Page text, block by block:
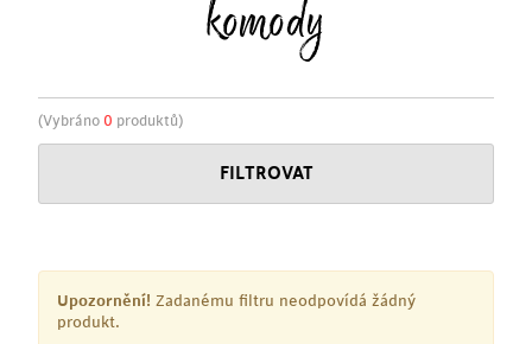
komody
(Vybráno 0 produktů)
FILTROVAT
Upozornění! Zadanému filtru neodpovídá žádný
produkt.